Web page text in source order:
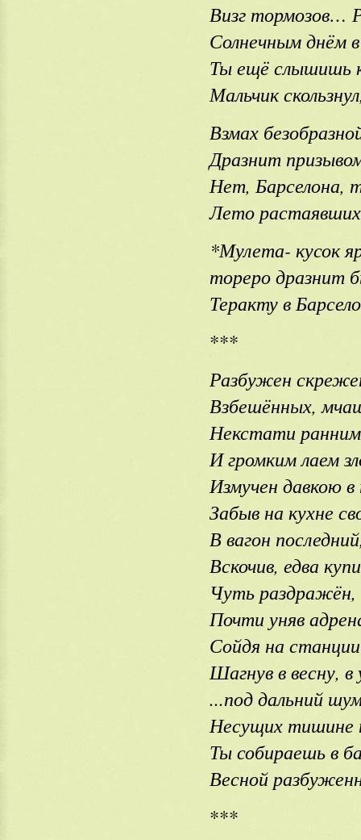
Визг тормозов…
Солнечным днём
Ты ещё слышишь
Мальчик
Взмах
Дразнит
Нет, Барселона,
Лето
*Мулета- кусок
тореро дразнит
Теракту в
***
Разбужен
Взбешённых,
Некстати
И громким лаем
Измучен давкою
Забыв на кухне
В вагон
Вскочив, едва
Чуть раздражён,
Почти уняв
Сойдя на
Шагнув в весну,
...под дальний
Несущих тишине
Ты собираешь в
Весной
***